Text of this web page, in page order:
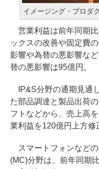
イメージング・プロダ
営業利益は前年同期比
ックスの改善や固定費
影響や為替の悪影響な
替の悪影響は95億円。
IP&S分野の通期見通
た部品調達と製品出荷
フトなどから、売上高
業利益を120億円上方修
スマートフォンなど
(MC)分野は、前年同期